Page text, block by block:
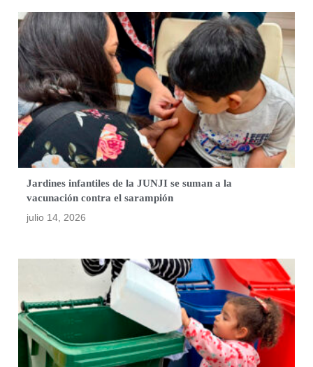
Jardines infantiles de la JUNJI se suman a la
vacunación contra el sarampión
julio 14, 2026